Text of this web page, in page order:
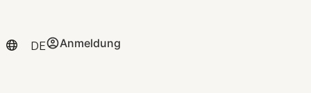
DE Anmeldung